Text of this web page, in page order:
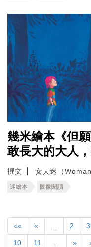
幾米繪本《但
敢長大的大人
撰文 女人迷（
迷繪本 圖像閱讀
«« « 2 3
10 11 »